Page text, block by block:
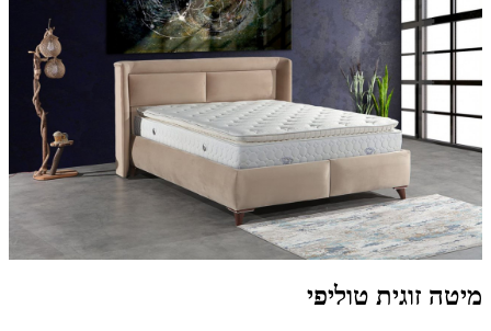
מיטה זוגית טוליפי